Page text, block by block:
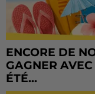
ENCORE DE
GAGNER
ÉTÉ...